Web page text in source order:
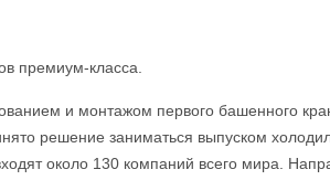
премиум-класса.
и монтажом первого башенного
решение заниматься выпуском
около 130 компаний всего мира.